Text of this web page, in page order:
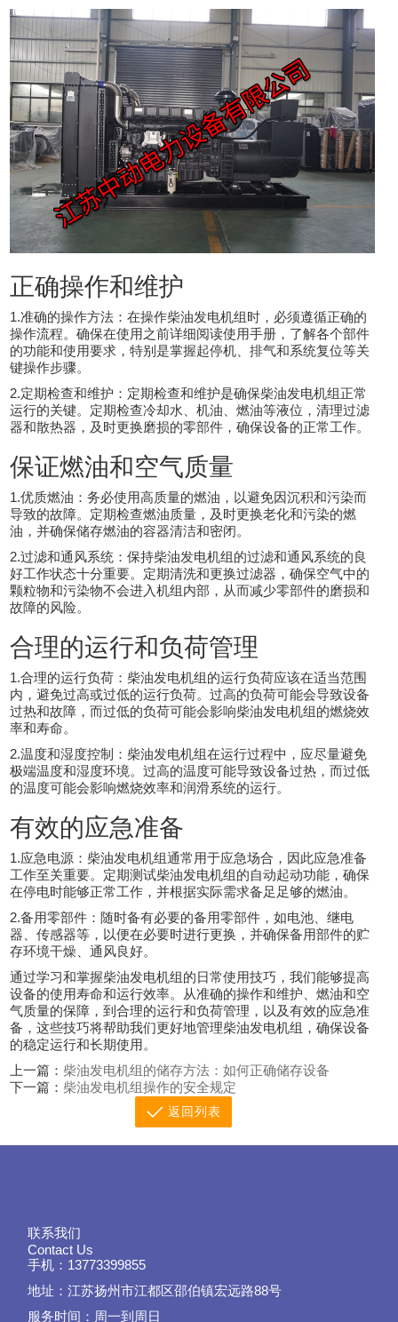
正确操作和维护
1.准确的操作方法：在操作柴油发电机组时，必须遵循正确的
操作流程。确保在使用之前详细阅读使用手册，了解各个部件
的功能和使用要求，特别是掌握起停机、排气和系统复位等关
键操作步骤。
2.定期检查和维护：定期检查和维护是确保柴油发电机组正常
运行的关键。定期检查冷却水、机油、燃油等液位，清理过滤
器和散热器，及时更换磨损的零部件，确保设备的正常工作。
保证燃油和空气质量
1.优质燃油：务必使用高质量的燃油，以避免因沉积和污染而
导致的故障。定期检查燃油质量，及时更换老化和污染的燃
油，并确保储存燃油的容器清洁和密闭。
2.过滤和通风系统：保持柴油发电机组的过滤和通风系统的良
好工作状态十分重要。定期清洗和更换过滤器，确保空气中的
颗粒物和污染物不会进入机组内部，从而减少零部件的磨损和
故障的风险。
合理的运行和负荷管理
1.合理的运行负荷：柴油发电机组的运行负荷应该在适当范围
内，避免过高或过低的运行负荷。过高的负荷可能会导致设备
过热和故障，而过低的负荷可能会影响柴油发电机组的燃烧效
率和寿命。
2.温度和湿度控制：柴油发电机组在运行过程中，应尽量避免
极端温度和湿度环境。过高的温度可能导致设备过热，而过低
的温度可能会影响燃烧效率和润滑系统的运行。
有效的应急准备
1.应急电源：柴油发电机组通常用于应急场合，因此应急准备
工作至关重要。定期测试柴油发电机组的自动起动功能，确保
在停电时能够正常工作，并根据实际需求备足足够的燃油。
2.备用零部件：随时备有必要的备用零部件，如电池、继电
器、传感器等，以便在必要时进行更换，并确保备用部件的贮
存环境干燥、通风良好。
通过学习和掌握柴油发电机组的日常使用技巧，我们能够提高
设备的使用寿命和运行效率。从准确的操作和维护、燃油和空
气质量的保障，到合理的运行和负荷管理，以及有效的应急准
备，这些技巧将帮助我们更好地管理柴油发电机组，确保设备
的稳定运行和长期使用。
上一篇： 柴油发电机组的储存方法：如何正确储存设备
下一篇： 柴油发电机组操作的安全规定
返回列表
联系我们
Contact Us
手机：13773399855
地址：江苏扬州市江都区邵伯镇宏远路88号
服务时间：周一到周日